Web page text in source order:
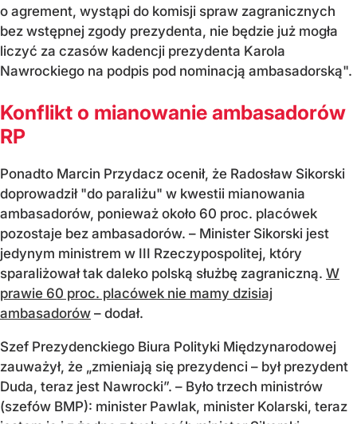
o agrement, wystąpi do komisji spraw zagranicznych
bez wstępnej zgody prezydenta, nie będzie już mogła
liczyć za czasów kadencji prezydenta Karola
Nawrockiego na podpis pod nominacją ambasadorską".
Konflikt o mianowanie ambasadorów
RP
Ponadto Marcin Przydacz ocenił, że Radosław Sikorski
doprowadził "do paraliżu" w kwestii mianowania
ambasadorów, ponieważ około 60 proc. placówek
pozostaje bez ambasadorów. – Minister Sikorski jest
jedynym ministrem w III Rzeczypospolitej, który
sparaliżował tak daleko polską służbę zagraniczną. W
prawie 60 proc. placówek nie mamy dzisiaj
ambasadorów – dodał.
Szef Prezydenckiego Biura Polityki Międzynarodowej
zauważył, że „zmieniają się prezydenci – był prezydent
Duda, teraz jest Nawrocki”. – Było trzech ministrów
(szefów BMP): minister Pawlak, minister Kolarski, teraz